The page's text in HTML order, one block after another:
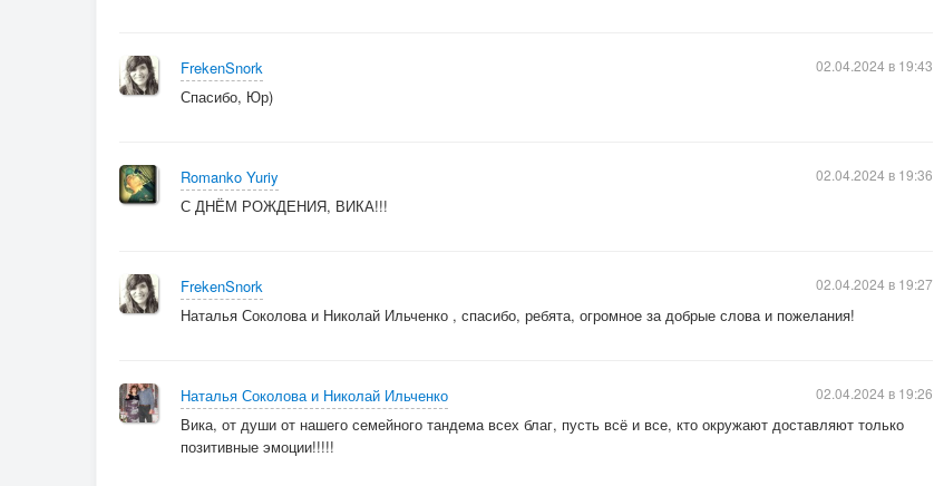
FrekenSnork
Спасибо, Юр)
02.04.2024 в 19:43
Romanko Yuriy
С ДНЁМ РОЖДЕНИЯ, ВИКА!!!
02.04.2024 в 19:36
FrekenSnork
Наталья Соколова и Николай Ильченко , спасибо, ребята, огромное за добрые слова и пожелания!
02.04.2024 в 19:27
Наталья Соколова и Николай Ильченко
Вика, от души от нашего семейного тандема всех благ, пусть всё и все, кто окружают доставляют только
позитивные эмоции!!!!!
02.04.2024 в 19:26